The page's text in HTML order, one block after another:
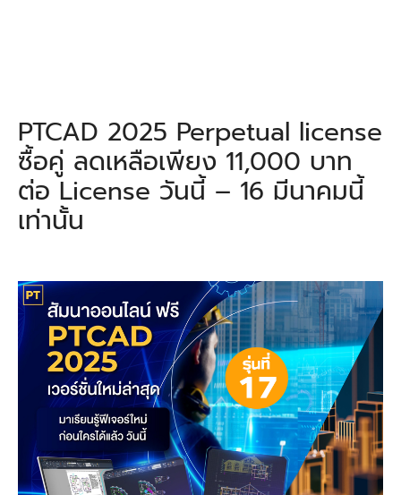
PTCAD 2025 Perpetual license
ซื้อคู่ ลดเหลือเพียง 11,000 บาท
ต่อ License วันนี้ – 16 มีนาคมนี้
เท่านั้น